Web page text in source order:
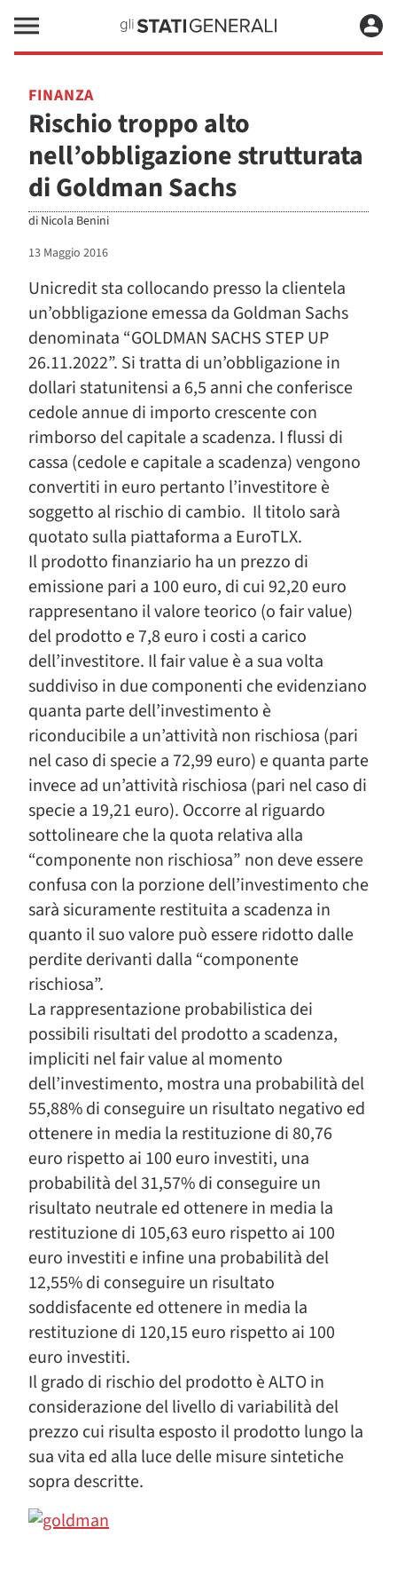
FINANZA
Rischio troppo alto
nell’obbligazione strutturata
di Goldman Sachs
di Nicola Benini
13 Maggio 2016
Unicredit sta collocando presso la clientela
un’obbligazione emessa da Goldman Sachs
denominata “GOLDMAN SACHS STEP UP
26.11.2022”. Si tratta di un’obbligazione in
dollari statunitensi a 6,5 anni che conferisce
cedole annue di importo crescente con
rimborso del capitale a scadenza. I flussi di
cassa (cedole e capitale a scadenza) vengono
convertiti in euro pertanto l’investitore è
soggetto al rischio di cambio. Il titolo sarà
quotato sulla piattaforma a EuroTLX.
Il prodotto finanziario ha un prezzo di
emissione pari a 100 euro, di cui 92,20 euro
rappresentano il valore teorico (o fair value)
del prodotto e 7,8 euro i costi a carico
dell’investitore. Il fair value è a sua volta
suddiviso in due componenti che evidenziano
quanta parte dell’investimento è
riconducibile a un’attività non rischiosa (pari
nel caso di specie a 72,99 euro) e quanta parte
invece ad un’attività rischiosa (pari nel caso di
specie a 19,21 euro). Occorre al riguardo
sottolineare che la quota relativa alla
“componente non rischiosa” non deve essere
confusa con la porzione dell’investimento che
sarà sicuramente restituita a scadenza in
quanto il suo valore può essere ridotto dalle
perdite derivanti dalla “componente
rischiosa”.
La rappresentazione probabilistica dei
possibili risultati del prodotto a scadenza,
impliciti nel fair value al momento
dell’investimento, mostra una probabilità del
55,88% di conseguire un risultato negativo ed
ottenere in media la restituzione di 80,76
euro rispetto ai 100 euro investiti, una
probabilità del 31,57% di conseguire un
risultato neutrale ed ottenere in media la
restituzione di 105,63 euro rispetto ai 100
euro investiti e infine una probabilità del
12,55% di conseguire un risultato
soddisfacente ed ottenere in media la
restituzione di 120,15 euro rispetto ai 100
euro investiti.
Il grado di rischio del prodotto è ALTO in
considerazione del livello di variabilità del
prezzo cui risulta esposto il prodotto lungo la
sua vita ed alla luce delle misure sintetiche
sopra descritte.